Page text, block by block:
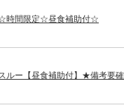
☆時間限定☆昼食補助付☆
ルー【昼食補助付】★備考要